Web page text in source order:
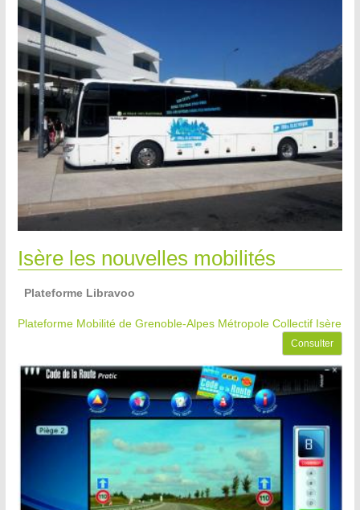
Isère les nouvelles mobilités
Plateforme Libravoo
Plateforme Mobilité de Grenoble-Alpes Métropole Collectif Isère
Consulter